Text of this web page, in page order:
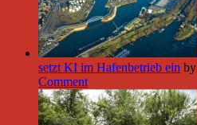
setzt KI im Hafenbetrieb ein by
Comment